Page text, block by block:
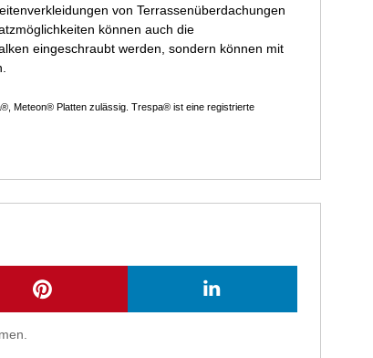
von Terrassenüberdachungen
können auch die
eingeschraubt werden, sondern können mit
Meteon® Platten zulässig. Trespa® ist eine registrierte